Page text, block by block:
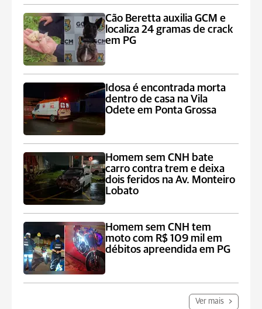
Cão Beretta auxilia GCM e
localiza 24 gramas de crack
em PG
Idosa é encontrada morta
dentro de casa na Vila
Odete em Ponta Grossa
Homem sem CNH bate
carro contra trem e deixa
dois feridos na Av. Monteiro
Lobato
Homem sem CNH tem
moto com R$ 109 mil em
débitos apreendida em PG
Ver mais